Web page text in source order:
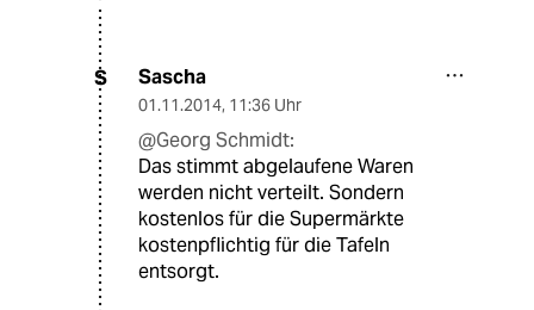
S Sascha
01.11.2014, 11:36 Uhr
@Georg Schmidt:
Das stimmt abgelaufene Waren
werden nicht verteilt. Sondern
kostenlos für die Supermärkte
kostenpflichtig für die Tafeln
entsorgt.